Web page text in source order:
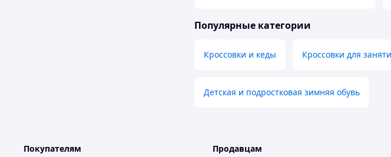
Популярные категории
Кроссовки и кеды Кроссовки для
Детская и подростковая зимняя обувь
Покупателям Продавцам